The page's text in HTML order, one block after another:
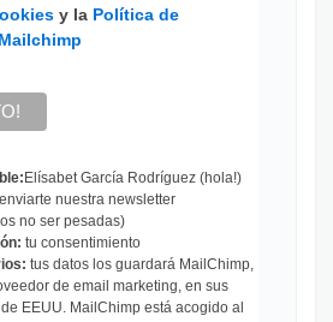
y la Política de
Elísabet García Rodríguez (hola!)
enviarte nuestra newsletter
no ser pesadas)
tu consentimiento
tus datos los guardará MailChimp,
de email marketing, en sus
EEUU. MailChimp está acogido al